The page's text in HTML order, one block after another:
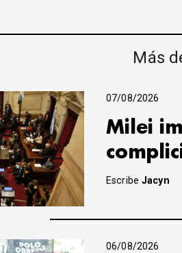
Más
07/08/2026
Milei
EscribeJacyn
06/08/2026